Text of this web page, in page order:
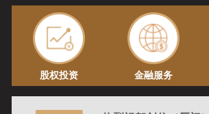
股权投资 金融服务